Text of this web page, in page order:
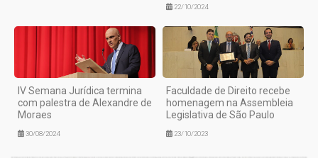
22/10/2024
IV Semana Jurídica termina
com palestra de Alexandre de
Moraes
30/08/2024
Faculdade de Direito recebe
homenagem na Assembleia
Legislativa de São Paulo
23/10/2023